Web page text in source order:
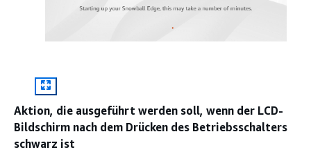
Aktion, die ausgeführt werden soll, wenn der LCD-
Bildschirm nach dem Drücken des Betriebsschalters
schwarz ist